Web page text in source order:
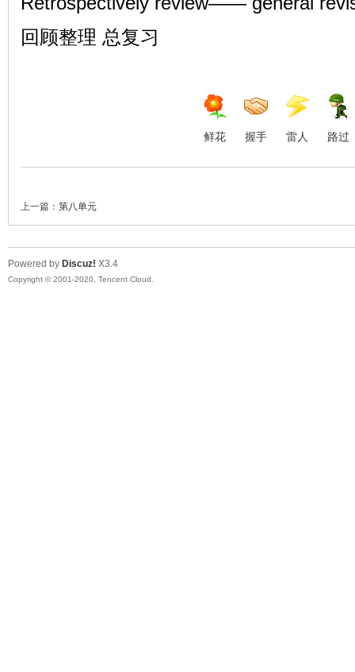
回顾整理 总复习
鲜花 握手 雷人 路过
上一篇： 第八单元
Powered by Discuz! X3.4
Copyright © 2001-2020, Tencent Cloud.